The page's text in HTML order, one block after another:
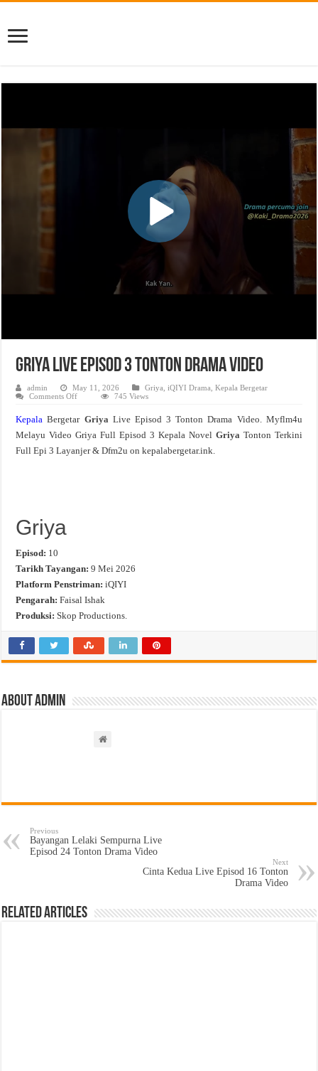
Griya Live Episod 3 Tonton Drama Video
admin May 11, 2026 Griya ,iQIYI Drama ,Kepala Bergetar
Comments Offon
Episod
Tonton
Drama
Video
745 Views
Kepala Bergetar Griya Live Episod 3 Tonton Drama Video. Myflm4u
Melayu Video Griya Full Episod 3 Kepala NovelGriya Tonton Terkini
Full Epi 3 Layanjer & Dfm2u on kepalabergetar.ink.
Griya
Episod: 10
Tarikh Tayangan: 9 Mei 2026
Platform Penstriman: iQIYI
Pengarah: Faisal Ishak
Produksi: Skop Productions.
About admin
Previous
Bayangan Lelaki Sempurna Live
Episod 24 Tonton Drama Video
Next
Cinta Kedua Live Episod 16 Tonton
Drama Video
Related Articles